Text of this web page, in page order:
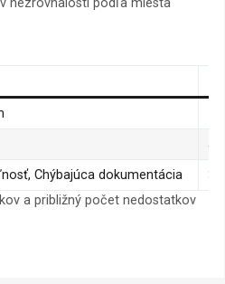
Chýbajúca dokumentácia
a približný počet nedostatkov